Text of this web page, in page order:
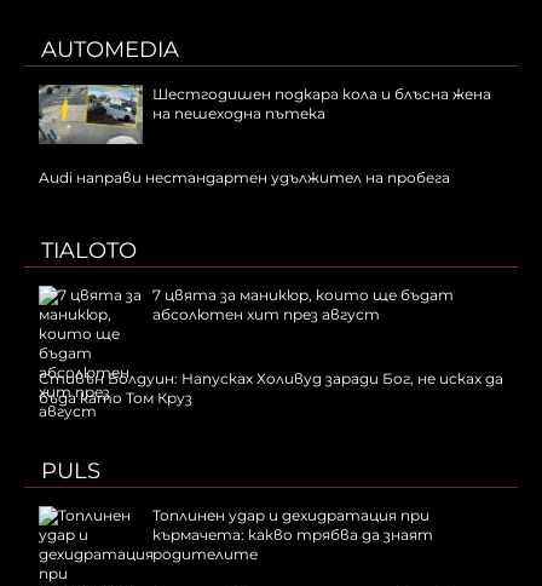
AUTOMEDIA
Шестгодишен подкара кола и блъсна жена
на пешеходна пътека
Audi направи нестандартен удължител на пробега
TIALOTO
7 цвята за маникюр, които ще бъдат
абсолютен хит през август
Стивън Болдуин: Напусках Холивуд заради Бог, не исках да
бъда като Том Круз
PULS
Топлинен удар и дехидратация при
кърмачета: какво трябва да знаят
родителите